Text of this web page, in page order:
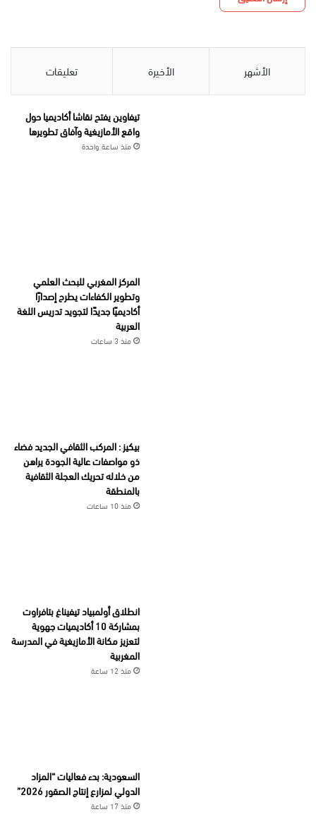
الأشهر الأخيرة تعليقات
تيفاوين يفتح نقاشا أكاديميا حول
واقع الأمازيغية وآفاق تطويرها
منذ ساعة واحدة
المركز المغربي للبحث العلمي
وتطوير الكفاءات يطرح إصدارًا
أكاديميًا جديدًا لتجويد تدريس اللغة
العربية
منذ 3 ساعات
بيكيز : المركب الثقافي الجديد فضاء
ذو مواصفات عالية الجودة يراهن
من خلاله تحريك العجلة الثقافية
بالمنطقة
منذ 10 ساعات
انطلاق أولمبياد تيفيناغ بتافراوت
بمشاركة 10 أكاديميات جهوية
لتعزيز مكانة الأمازيغية في المدرسة
المغربية
منذ 12 ساعة
السعودية: بدء فعاليات “المزاد
الدولي لمزارع إنتاج الصقور 2026”
منذ 17 ساعة